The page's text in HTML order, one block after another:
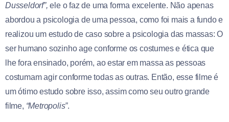
Dusseldorf”,ele o faz de uma forma excelente. Não apenas
abordou a psicologia de uma pessoa, como foi mais a fundo e
realizou um estudo de caso sobre a psicologia das massas: O
ser humano sozinho age conforme os costumes e ética que
lhe fora ensinado, porém, ao estar em massa as pessoas
costumam agir conforme todas as outras. Então, esse filme é
um ótimo estudo sobre isso, assim como seu outro grande
filme, “Metropolis”.